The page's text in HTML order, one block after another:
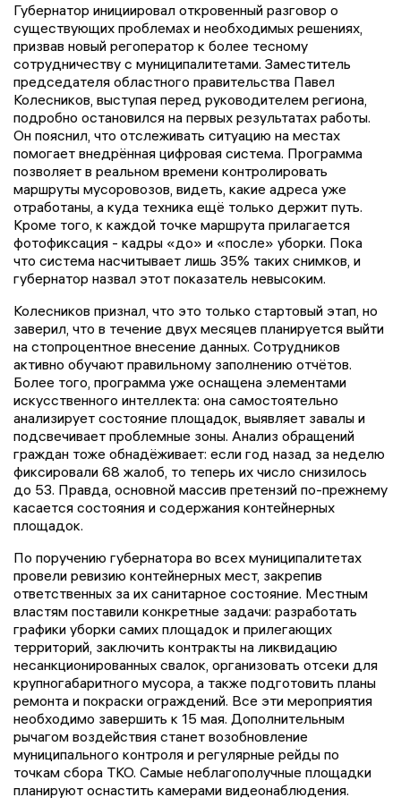
Губернатор инициировал откровенный разговор о
существующих проблемах и необходимых решениях,
призвав новый регоператор к более тесному
сотрудничеству с муниципалитетами. Заместитель
председателя областного правительства Павел
Колесников, выступая перед руководителем региона,
подробно остановился на первых результатах работы.
Он пояснил, что отслеживать ситуацию на местах
помогает внедрённая цифровая система. Программа
позволяет в реальном времени контролировать
маршруты мусоровозов, видеть, какие адреса уже
отработаны, а куда техника ещё только держит путь.
Кроме того, к каждой точке маршрута прилагается
фотофиксация - кадры «до» и «после» уборки. Пока
что система насчитывает лишь 35% таких снимков, и
губернатор назвал этот показатель невысоким.
Колесников признал, что это только стартовый этап, но
заверил, что в течение двух месяцев планируется выйти
на стопроцентное внесение данных. Сотрудников
активно обучают правильному заполнению отчётов.
Более того, программа уже оснащена элементами
искусственного интеллекта: она самостоятельно
анализирует состояние площадок, выявляет завалы и
подсвечивает проблемные зоны. Анализ обращений
граждан тоже обнадёживает: если год назад за неделю
фиксировали 68 жалоб, то теперь их число снизилось
до 53. Правда, основной массив претензий по-прежнему
касается состояния и содержания контейнерных
площадок.
По поручению губернатора во всех муниципалитетах
провели ревизию контейнерных мест, закрепив
ответственных за их санитарное состояние. Местным
властям поставили конкретные задачи: разработать
графики уборки самих площадок и прилегающих
территорий, заключить контракты на ликвидацию
несанкционированных свалок, организовать отсеки для
крупногабаритного мусора, а также подготовить планы
ремонта и покраски ограждений. Все эти мероприятия
необходимо завершить к 15 мая. Дополнительным
рычагом воздействия станет возобновление
муниципального контроля и регулярные рейды по
точкам сбора ТКО. Самые неблагополучные площадки
планируют оснастить камерами видеонаблюдения.